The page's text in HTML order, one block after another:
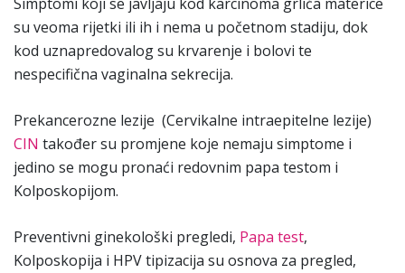
Simptomi koji se javljaju kod karcinoma grlića materice
su veoma rijetki ili ih i nema u početnom stadiju, dok
kod uznapredovalog su krvarenje i bolovi te
nespecifična vaginalna sekrecija.
Prekancerozne lezije (Cervikalne intraepitelne lezije)
CIN također su promjene koje nemaju simptome i
jedino se mogu pronaći redovnim papa testom i
Kolposkopijom.
Preventivni ginekološki pregledi, Papa test,
Kolposkopija i HPV tipizacija su osnova za pregled,